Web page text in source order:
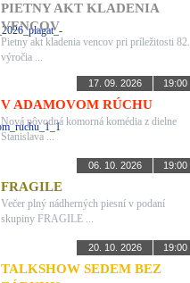
PIETNY AKT KLADENIA
VENCOV
Pietny akt kladenia vencov pri príležitosti 82.
výročia ...
17. 09. 2026 19:00
V ADAMOVOM RÚCHU
Nová pôvodná komorná komédia z dielne
Stanislava ...
06. 10. 2026 19:00
FRAGILE
Večer plný nádherných piesní v podaní
skupiny FRAGILE ...
20. 10. 2026 19:00
TALKSHOW SEDEM BEZ